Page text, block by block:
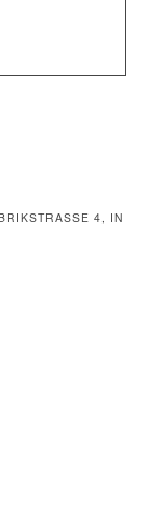
4, IN S